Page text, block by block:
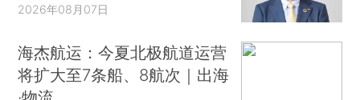
2026年08月07日
海杰航运：今夏北极航道运营
将扩大至7条船、8航次｜出海